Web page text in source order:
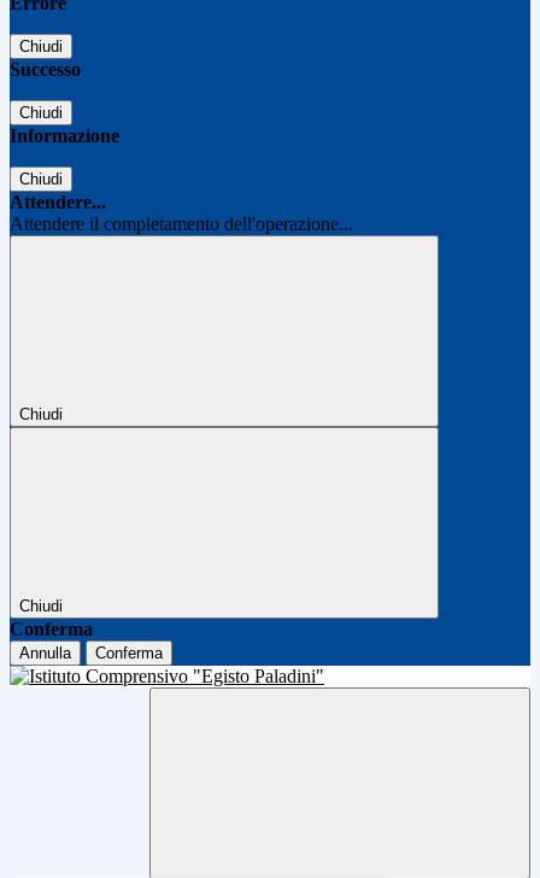
Chiudi
Successo
Chiudi
Informazione
Chiudi
Attendere...
Attendere il completamento dell'operazione...
Chiudi
Chiudi
Conferma
Annulla Conferma